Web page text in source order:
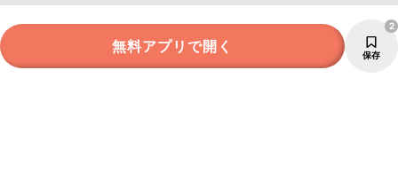
無料アプリで開く 保存
2